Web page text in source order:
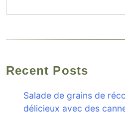
Recent Posts
Salade de grains de
délicieux avec des